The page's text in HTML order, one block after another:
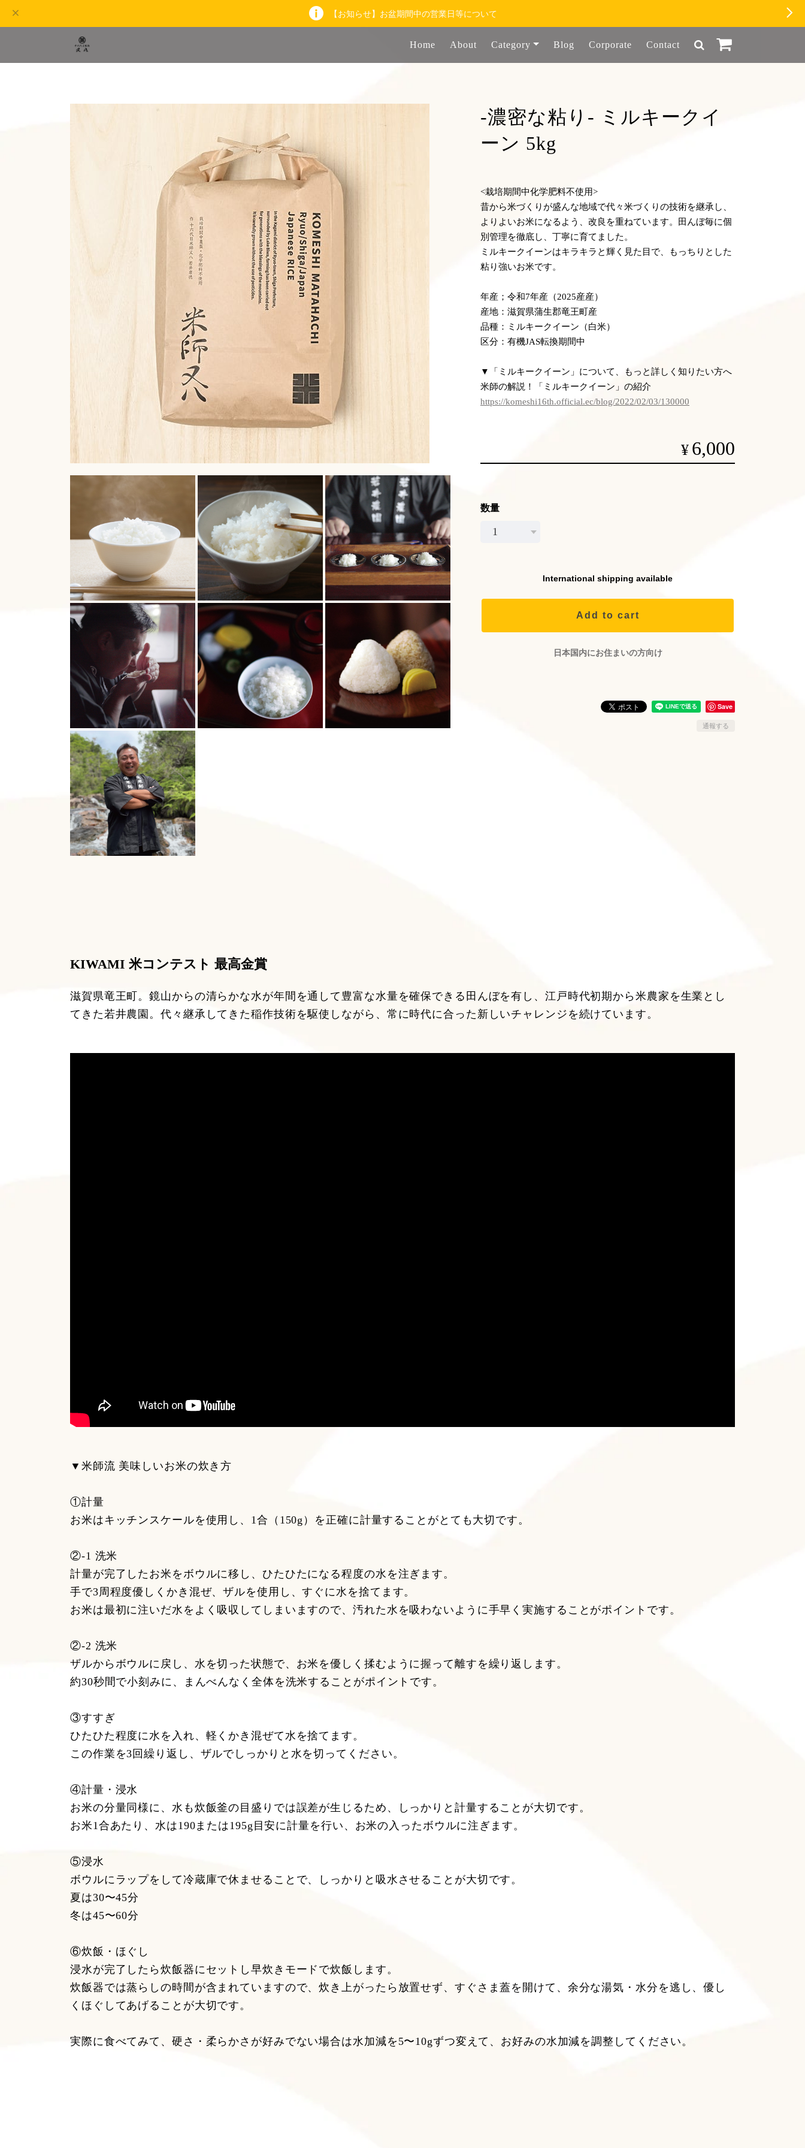
【お知らせ】お盆期間中の営業日等について
Home About Category Blog Corporate Contact
-濃密な粘り- ミルキークイ
ーン 5kg
<栽培期間中化学肥料不使用>
昔から米づくりが盛んな地域で代々米づくりの技術を継承し、
よりよいお米になるよう、改良を重ねています。田んぼ毎に個
別管理を徹底し、丁寧に育てました。
ミルキークイーンはキラキラと輝く見た目で、もっちりとした
粘り強いお米です。
年産；令和7年産（2025産産）
産地：滋賀県蒲生郡竜王町産
品種：ミルキークイーン（白米）
区分：有機JAS転換期間中
▼「ミルキークイーン」について、もっと詳しく知りたい方へ
米師の解説！「ミルキークイーン」の紹介
https://komeshi16th.official.ec/blog/2022/02/03/130000
¥ 6,000
数量
International shipping available
Add to cart
日本国内にお住まいの方向け
Save
通報する
KIWAMI 米コンテスト 最高金賞
滋賀県竜王町。鏡山からの清らかな水が年間を通して豊富な水量を確保できる田んぼを有し、江戸時代初期から米農家を生業とし
てきた若井農園。代々継承してきた稲作技術を駆使しながら、常に時代に合った新しいチャレンジを続けています。
▼米師流 美味しいお米の炊き方
①計量
お米はキッチンスケールを使用し、1合（150g）を正確に計量することがとても大切です。
②-1 洗米
計量が完了したお米をボウルに移し、ひたひたになる程度の水を注ぎます。
手で3周程度優しくかき混ぜ、ザルを使用し、すぐに水を捨てます。
お米は最初に注いだ水をよく吸収してしまいますので、汚れた水を吸わないように手早く実施することがポイントです。
②-2 洗米
ザルからボウルに戻し、水を切った状態で、お米を優しく揉むように握って離すを繰り返します。
約30秒間で小刻みに、まんべんなく全体を洗米することがポイントです。
③すすぎ
ひたひた程度に水を入れ、軽くかき混ぜて水を捨てます。
この作業を3回繰り返し、ザルでしっかりと水を切ってください。
④計量・浸水
お米の分量同様に、水も炊飯釜の目盛りでは誤差が生じるため、しっかりと計量することが大切です。
お米1合あたり、水は190または195g目安に計量を行い、お米の入ったボウルに注ぎます。
⑤浸水
ボウルにラップをして冷蔵庫で休ませることで、しっかりと吸水させることが大切です。
夏は30〜45分
冬は45〜60分
⑥炊飯・ほぐし
浸水が完了したら炊飯器にセットし早炊きモードで炊飯します。
炊飯器では蒸らしの時間が含まれていますので、炊き上がったら放置せず、すぐさま蓋を開けて、余分な湯気・水分を逃し、優し
くほぐしてあげることが大切です。
実際に食べてみて、硬さ・柔らかさが好みでない場合は水加減を5〜10gずつ変えて、お好みの水加減を調整してください。